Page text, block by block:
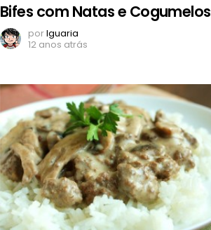
Bifes com Natas e Cogumelos
porIguaria
12 anos atrás